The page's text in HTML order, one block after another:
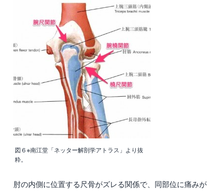
図６※南江堂「ネッター解剖学アトラス」より抜
粋。
肘の内側に位置する尺骨がズレる関係で、同部位に痛みが